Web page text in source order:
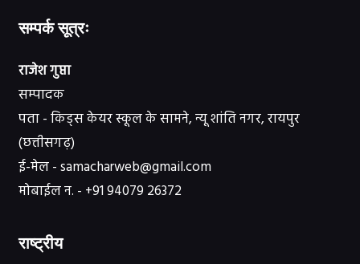
सम्पर्क सूत्रः
राजेश गुप्ता
सम्पादक
पता - किड्स केयर स्कूल के सामने, न्यू शांति नगर, रायपुर
(छत्तीसगढ़)
ई-मेल - samacharweb@gmail.com
मोबाईल न. - +91 94079 26372
राष्ट्रीय